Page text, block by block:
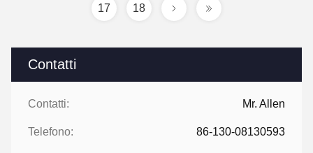
Contatti
Contatti: Mr. Allen
Telefono: 86-130-08130593
17 18